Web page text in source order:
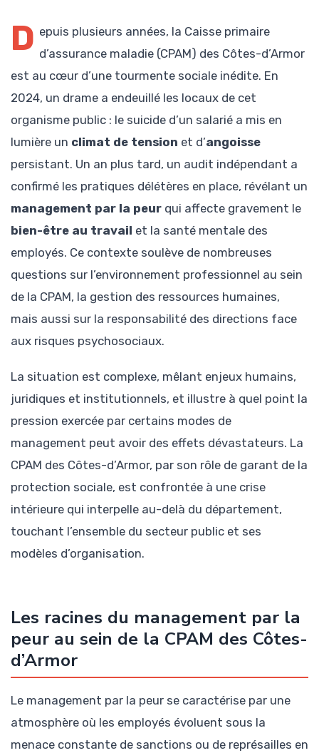
D epuis plusieurs années, la Caisse primaire
d’assurance maladie (CPAM) des Côtes-d’Armor
est au cœur d’une tourmente sociale inédite. En
2024, un drame a endeuillé les locaux de cet
organisme public : le suicide d’un salarié a mis en
lumière un climat de tension et d’angoisse
persistant. Un an plus tard, un audit indépendant a
confirmé les pratiques délétères en place, révélant un
management par la peur qui affecte gravement le
bien-être au travail et la santé mentale des
employés. Ce contexte soulève de nombreuses
questions sur l’environnement professionnel au sein
de la CPAM, la gestion des ressources humaines,
mais aussi sur la responsabilité des directions face
aux risques psychosociaux.
La situation est complexe, mêlant enjeux humains,
juridiques et institutionnels, et illustre à quel point la
pression exercée par certains modes de
management peut avoir des effets dévastateurs. La
CPAM des Côtes-d’Armor, par son rôle de garant de la
protection sociale, est confrontée à une crise
intérieure qui interpelle au-delà du département,
touchant l’ensemble du secteur public et ses
modèles d’organisation.
Les racines du management par la
peur au sein de la CPAM des Côtes-
d’Armor
Le management par la peur se caractérise par une
atmosphère où les employés évoluent sous la
menace constante de sanctions ou de représailles en